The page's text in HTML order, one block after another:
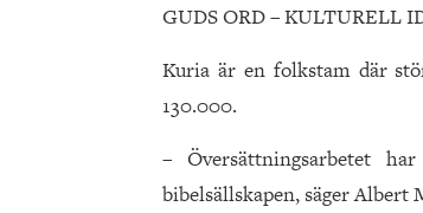
GUDS ORD – KULTURELL
Kuria är en folkstam där
130.000.
– Översättningsarbetet
bibelsällskapen, säger Albert